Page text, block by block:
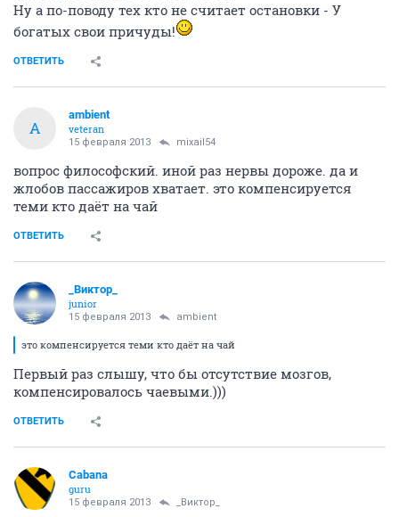
Ну а по-поводу тех кто не считает остановки - У
богатых свои причуды!
ОТВЕТИТЬ
А
аmbient
veteran
15 февраля 2013 mixail54
вопрос философский. иной раз нервы дороже. да и
жлобов пассажиров хватает. это компенсируется
теми кто даёт на чай
ОТВЕТИТЬ
_Виктор_
juniоr
15 февраля 2013 аmbient
это компенсируется теми кто даёт на чай
Первый раз слышу, что бы отсутствие мозгов,
компенсировалось чаевыми.)))
ОТВЕТИТЬ
Cabana
guru
15 февраля 2013 _Виктор_